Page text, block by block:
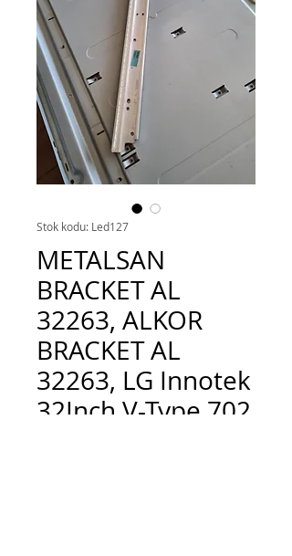
Stok kodu: Led127
METALSAN
BRACKET AL
32263, ALKOR
BRACKET AL
32263, LG Innotek
32Inch V-Type 702